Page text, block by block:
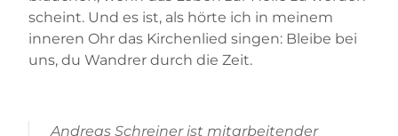
scheint. Und es ist, als hörte ich in meinem
inneren Ohr das Kirchenlied singen: Bleibe bei
uns, du Wandrer durch die Zeit.
Andreas Schreiner ist mitarbeitender